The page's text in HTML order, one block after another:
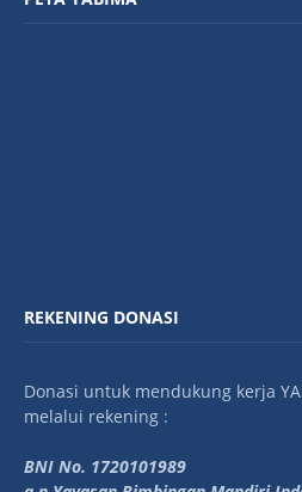
REKENING DONASI
Donasi untuk mendukung kerja
melalui rekening :
BNI No. 1720101989